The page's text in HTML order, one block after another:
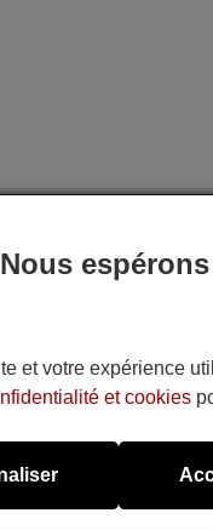
espérons
et votre expérience
et cookies